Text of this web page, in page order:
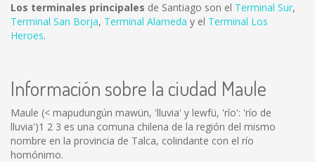
Los terminales principales de Santiago son el Terminal Sur,
Terminal San Borja, Terminal Alameda y el Terminal Los
Heroes.
Información sobre la ciudad Maule
Maule (< mapudungún mawün, 'lluvia' y lewfü, 'río': 'río de
lluvia')1 2 3 es una comuna chilena de la región del mismo
nombre en la provincia de Talca, colindante con el río
homónimo.